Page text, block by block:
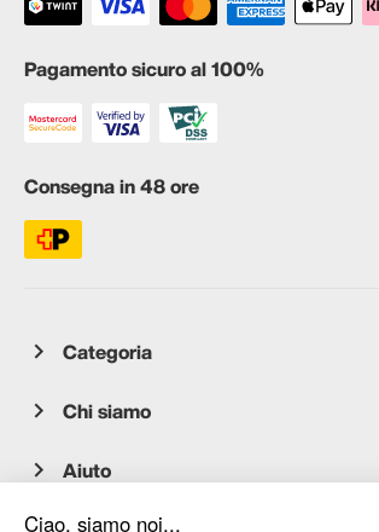
Pagamento sicuro al 100%
Consegna in 48 ore
Categoria
Chi siamo
Aiuto